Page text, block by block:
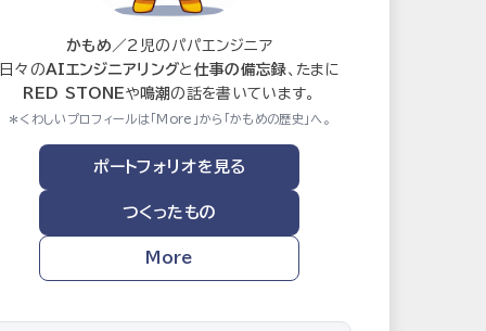
かもめ ／2児のパパエンジニア
日々のAIエンジニアリングと 仕事の備忘録、たまに
RED STONEや 鳴潮 の話を書いています。
＊くわしいプロフィールは「More」から「かもめの歴史」へ。
ポートフォリオを見る
つくったもの
More